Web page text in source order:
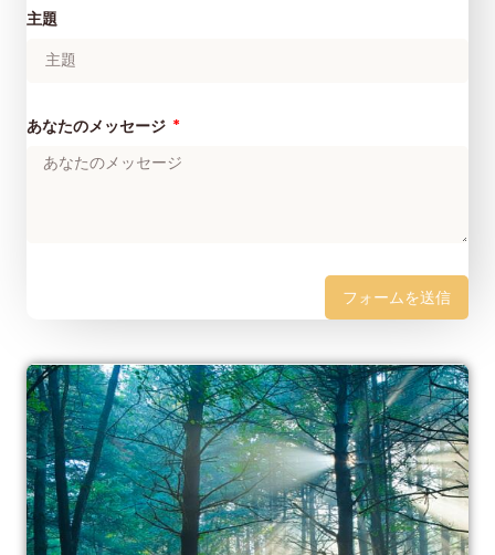
主題
あなたのメッセージ
フォームを送信